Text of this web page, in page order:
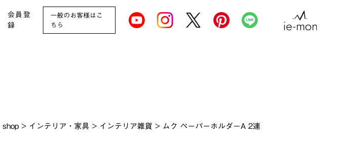
会員登
録
一般のお客様はこ
ちら
shop > インテリア・家具 > インテリア雑貨 > ムク ペーパーホルダーA 2連